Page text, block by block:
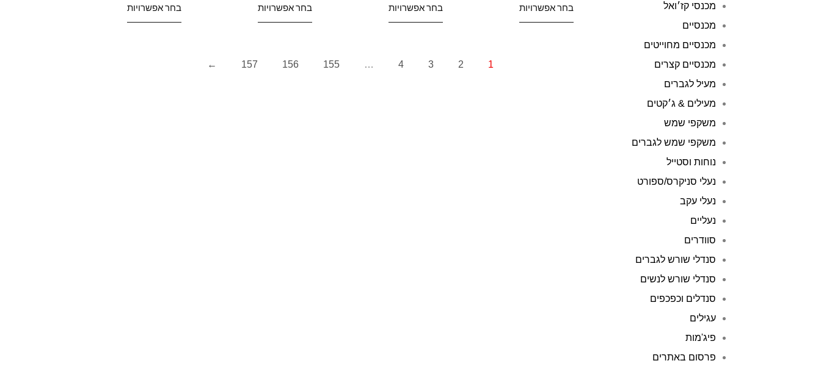
מכנסי קז׳ואל
מכנסיים
מכנסיים מחוייטים
מכנסיים קצרים
מעיל לגברים
מעילים & ג׳קטים
משקפי שמש
משקפי שמש לגברים
נוחות וסטייל
נעלי סניקרס/ספורט
נעלי עקב
נעליים
סוודרים
סנדלי שורש לגברים
סנדלי שורש לנשים
סנדלים וכפכפים
עגילים
פיג'מות
פרסום באתרים
בחר אפשרויות בחר אפשרויות בחר אפשרויות בחר אפשרויות
1
2
3
4
…
155
156
157
←